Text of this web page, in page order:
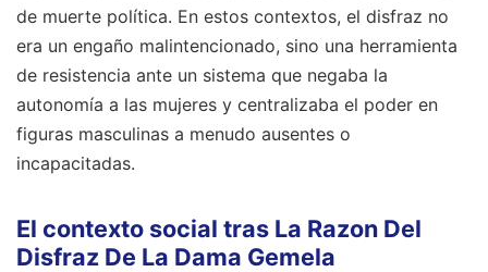
de muerte política. En estos contextos, el disfraz no
era un engaño malintencionado, sino una herramienta
de resistencia ante un sistema que negaba la
autonomía a las mujeres y centralizaba el poder en
figuras masculinas a menudo ausentes o
incapacitadas.
El contexto social tras La Razon Del
Disfraz De La Dama Gemela